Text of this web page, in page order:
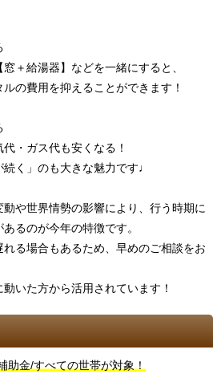
＋給湯器】などを一緒にすると、
の費用を抑えることができます！
・ガス代も安くなる！
続く」のも大きな魅力です♩
や世界情勢の影響により、行う時期に
るのが今年の特徴です。
る場合もあるため、早めのご相談をお
いた方から活用されています！
助金/すべての世帯が対象！